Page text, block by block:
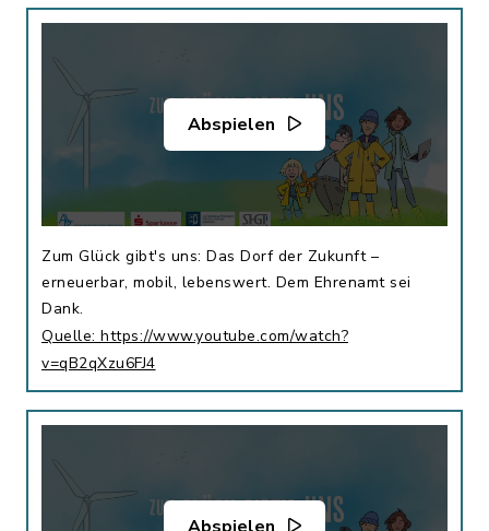
Abspielen
Zum Glück gibt's uns: Das Dorf der Zukunft –
erneuerbar, mobil, lebenswert. Dem Ehrenamt sei
Dank.
Quelle: https://www.youtube.com/watch?
v=qB2qXzu6FJ4